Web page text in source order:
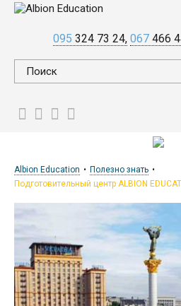
095 324 73 24 067 466
Albion Education
Полезно знать
Подготовительный центр ALBION